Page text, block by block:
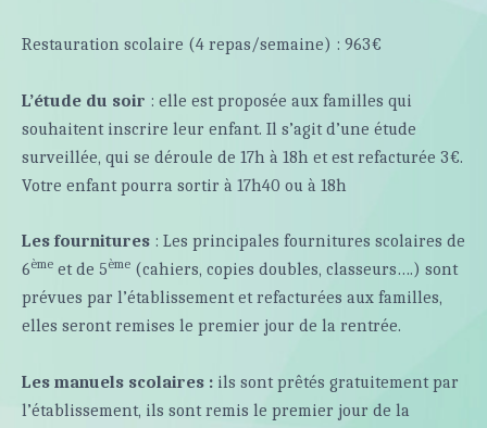
Restauration scolaire (4 repas/semaine) : 963€
L’étude du soir : elle est proposée aux familles qui
souhaitent inscrire leur enfant. Il s’agit d’une étude
surveillée, qui se déroule de 17h à 18h et est refacturée 3€.
Votre enfant pourra sortir à 17h40 ou à 18h
Les fournitures : Les principales fournitures scolaires de
6ème et de 5ème (cahiers, copies doubles, classeurs….) sont
prévues par l’établissement et refacturées aux familles,
elles seront remises le premier jour de la rentrée.
Les manuels scolaires : ils sont prêtés gratuitement par
l’établissement, ils sont remis le premier jour de la